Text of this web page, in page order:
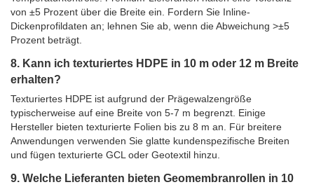
von ±5 Prozent über die Breite ein. Fordern Sie Inline-
Dickenprofildaten an; lehnen Sie ab, wenn die Abweichung >±5
Prozent beträgt.
8. Kann ich texturiertes HDPE in 10 m oder 12 m Breite
erhalten?
Texturiertes HDPE ist aufgrund der Prägewalzengröße
typischerweise auf eine Breite von 5-7 m begrenzt. Einige
Hersteller bieten texturierte Folien bis zu 8 m an. Für breitere
Anwendungen verwenden Sie glatte kundenspezifische Breiten
und fügen texturierte GCL oder Geotextil hinzu.
9. Welche Lieferanten bieten Geomembranrollen in 10